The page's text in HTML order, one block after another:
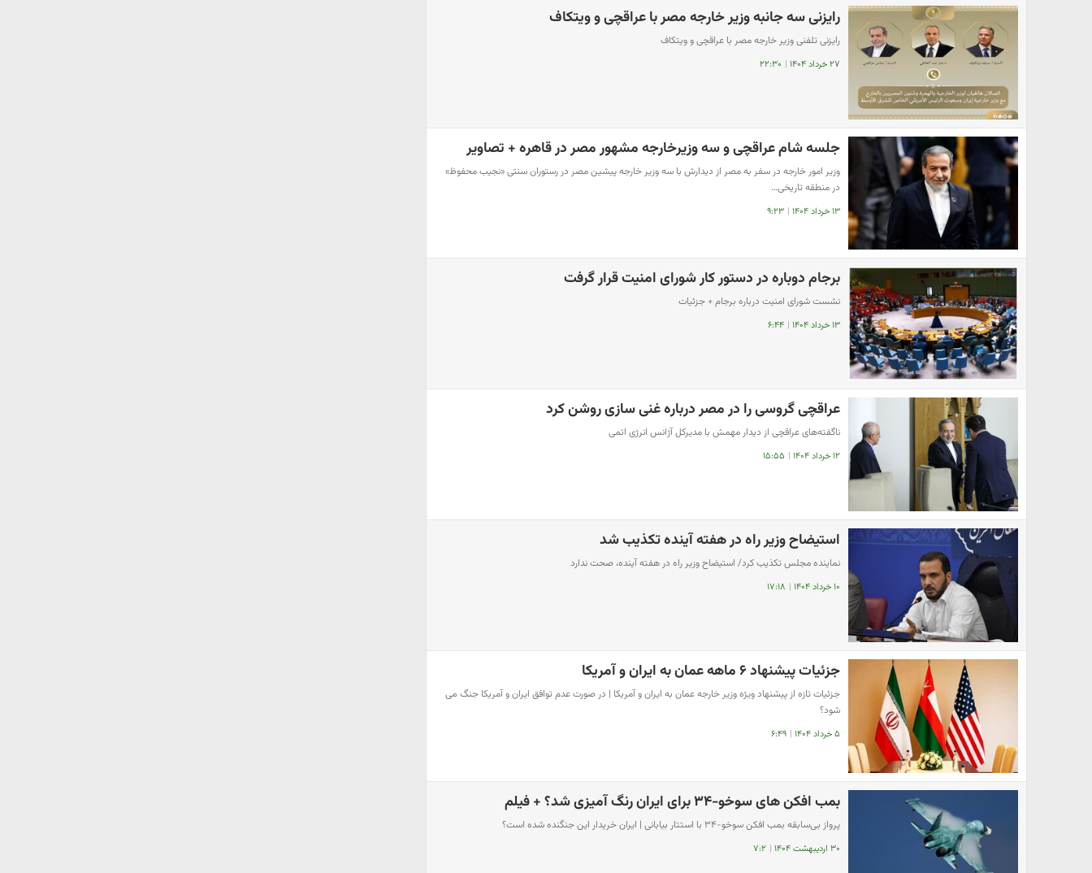
رایزنی سه جانبه وزیر خارجه مصر با عراقچی و ویتکاف
رایزنی تلفنی وزیر خارجه مصر با عراقچی و ویتکاف
۲۷ خرداد ۱۴۰۴ | ۲۲:۳۰
جلسه شام عراقچی و سه وزیرخارجه مشهور مصر در قاهره + تصاویر
وزیر امور خارجه در سفر به مصر از دیدارش با سه وزیر خارجه پیشین مصر در رستوران سنتی «نجیب محفوظ»
در منطقه تاریخی…
۱۳ خرداد ۱۴۰۴ | ۹:۲۳
برجام دوباره در دستور کار شورای امنیت قرار گرفت
نشست شورای امنیت درباره برجام + جزئیات
۱۳ خرداد ۱۴۰۴ | ۶:۴۴
عراقچی گروسی را در مصر درباره غنی سازی روشن کرد
ناگفته‌های عراقچی از دیدار مهمش با مدیرکل آژانس انرژی اتمی
۱۲ خرداد ۱۴۰۴ | ۱۵:۵۵
استیضاح وزیر راه در هفته آینده تکذیب شد
نماینده مجلس تکذیب کرد/ استیضاح وزیر راه در هفته آینده، صحت ندارد
۱۰ خرداد ۱۴۰۴ | ۱۷:۱۸
جزئیات پیشنهاد ۶ ماهه عمان به ایران و آمریکا
جزئیات تازه از پیشنهاد ویژه وزیر خارجه عمان به ایران و آمریکا | در صورت عدم توافق ایران و آمریکا جنگ می
شود؟
۵ خرداد ۱۴۰۴ | ۶:۴۹
بمب افکن های سوخو-۳۴ برای ایران رنگ آمیزی شد؟ + فیلم
پرواز بی‌سابقه بمب افکن سوخو-۳۴ با استتار بیابانی | ایران خریدار این جنگنده شده است؟
۳۰ اردیبهشت ۱۴۰۴ | ۷:۲